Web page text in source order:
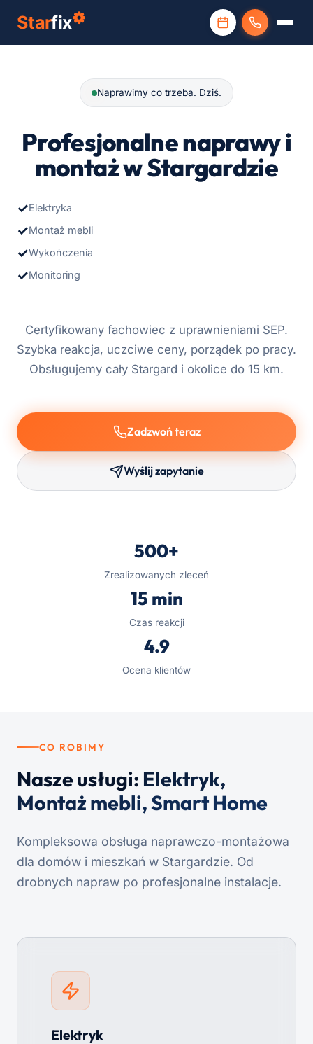
Naprawimy co trzeba. Dziś.
Profesjonalne naprawy i
montażw Stargardzie
Elektryka
Montaż mebli
Wykończenia
Monitoring
Certyfikowany fachowiec z uprawnieniami SEP.
Szybka reakcja, uczciwe ceny, porządek po pracy.
Obsługujemy cały Stargard i okolice do 15 km.
Zadzwoń teraz
Wyślij zapytanie
500+
Zrealizowanych zleceń
15 min
Czas reakcji
4.9
Ocena klientów
CO ROBIMY
Nasze usługi: Elektryk,
Montaż mebli, Smart Home
Kompleksowa obsługa naprawczo-montażowa
dla domów i mieszkań w Stargardzie. Od
drobnych napraw po profesjonalne instalacje.
Elektryk